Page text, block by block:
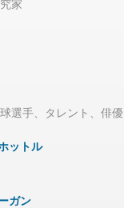
家
選手、タレント、俳優
ットル
ガン